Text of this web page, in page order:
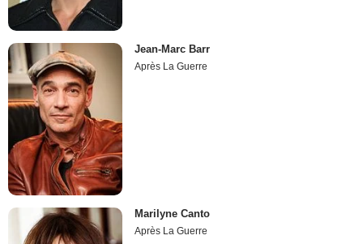
Jean-Marc Barr
Après La Guerre
Marilyne Canto
Après La Guerre